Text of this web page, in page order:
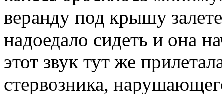
веранду под крышу
надоедало сидеть и она
этот звук тут же
стервозника,